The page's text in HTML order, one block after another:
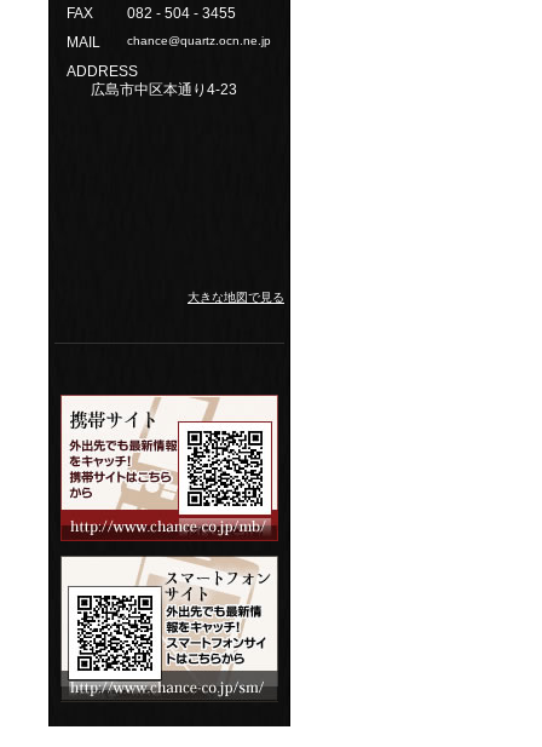
FAX
082 - 504 - 3455
MAIL
chance@quartz.ocn.ne.jp
ADDRESS
広島市中区本通り4-23
大きな地図で見る